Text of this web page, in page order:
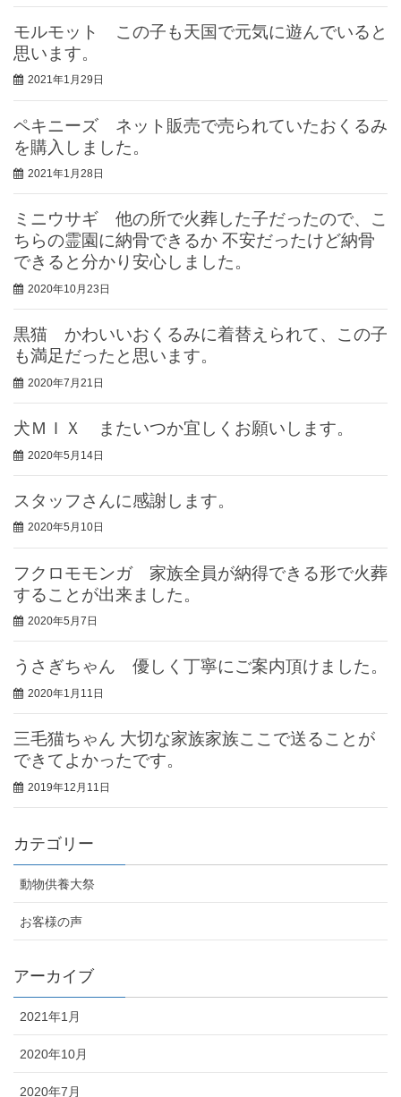
モルモット この子も天国で元気に遊んでいると
思います。
2021年1月29日
ペキニーズ ネット販売で売られていたおくるみ
を購入しました。
2021年1月28日
ミニウサギ 他の所で火葬した子だったので、こ
ちらの霊園に納骨できるか 不安だったけど納骨
できると分かり安心しました。
2020年10月23日
黒猫 かわいいおくるみに着替えられて、この子
も満足だったと思います。
2020年7月21日
犬ＭＩＸ またいつか宜しくお願いします。
2020年5月14日
スタッフさんに感謝します。
2020年5月10日
フクロモモンガ 家族全員が納得できる形で火葬
することが出来ました。
2020年5月7日
うさぎちゃん 優しく丁寧にご案内頂けました。
2020年1月11日
三毛猫ちゃん 大切な家族家族ここで送ることが
できてよかったです。
2019年12月11日
カテゴリー
動物供養大祭
お客様の声
アーカイブ
2021年1月
2020年10月
2020年7月